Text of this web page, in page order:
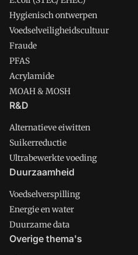
Hygienisch ontwerpen
Voedselveiligheidscultuur
Fraude
PFAS
Acrylamide
MOAH & MOSH
R&D
Alternatieve eiwitten
Suikerreductie
Ultrabewerkte voeding
Duurzaamheid
Voedselverspilling
Energie en water
Duurzame data
Overige thema's